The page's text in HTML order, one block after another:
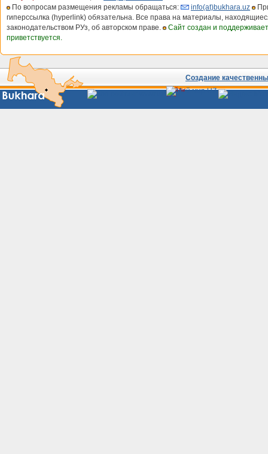
По вопросам размещения рекламы обращаться:
info(at)bukhara.uz
гиперссылка (hyperlink) обязательна. Все права на материалы,
законодательством РУз, об авторском праве.
Сайт создан и
приветствуется.
Создание
Сайты
Узбекистана